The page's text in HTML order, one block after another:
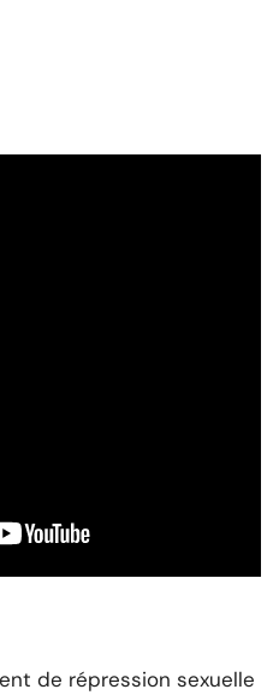
de répression sexuelle